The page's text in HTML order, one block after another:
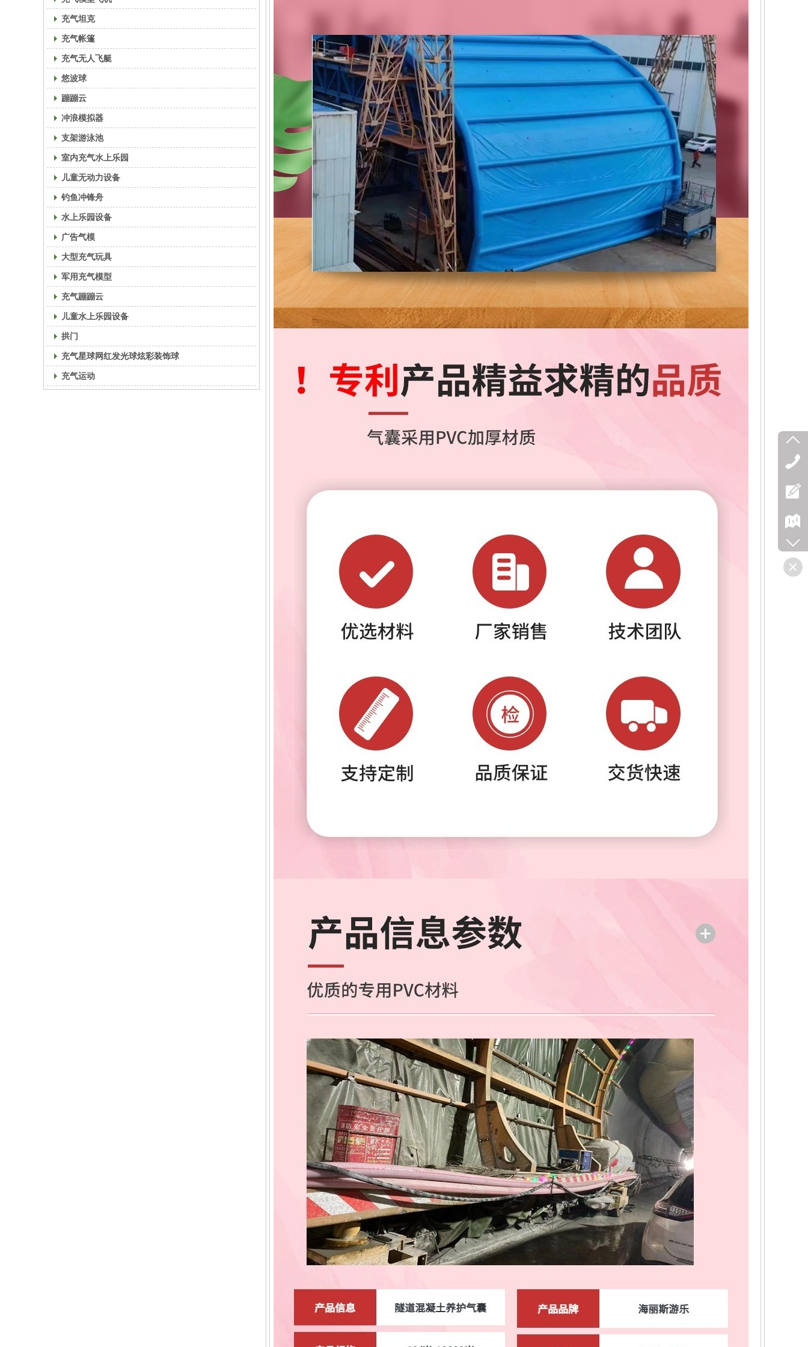
充气坦克
充气帐篷
充气无人飞艇
悠波球
蹦蹦云
冲浪模拟器
支架游泳池
室内充气水上乐园
儿童无动力设备
钓鱼冲锋舟
水上乐园设备
广告气模
大型充气玩具
军用充气模型
充气蹦蹦云
儿童水上乐园设备
拱门
充气星球网红发光球炫彩装饰球
充气运动